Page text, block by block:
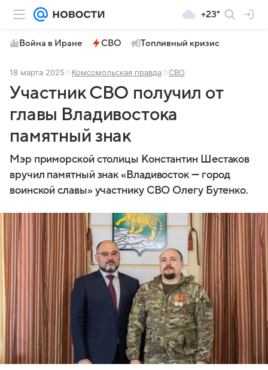
+23°
Война в Иране СВО Топливный кризис
18 марта 2025 Комсомольская правда СВО
Участник СВО получил от
главы Владивостока
памятный знак
Мэр приморской столицы Константин Шестаков
вручил памятный знак «Владивосток — город
воинской славы» участнику СВО Олегу Бутенко.